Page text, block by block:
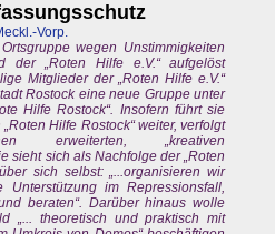
Vorp.
wegen Unstimmigkeiten
der „Roten Hilfe e.V.“ aufgelöst
Mitglieder der „Roten Hilfe e.V.“
Rostock eine neue Gruppe unter
Hilfe Rostock“. Insofern führt sie
Hilfe Rostock“ weiter, verfolgt
erweiterten, „kreativen
sieht sich als Nachfolge der „Roten
sich selbst: „...organisieren wir
Unterstützung im Repressionsfall,
beraten“. Darüber hinaus wolle
„... theoretisch und praktisch mit